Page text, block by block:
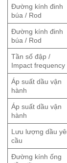
Đường kính đinh
búa / Rod
Đường kính đinh
búa / Rod
Tần số đập /
Impact frequency
Áp suất dầu vận
hành
Áp suất dầu vận
hành
Lưu lượng dầu
cầu
Đường kính ống